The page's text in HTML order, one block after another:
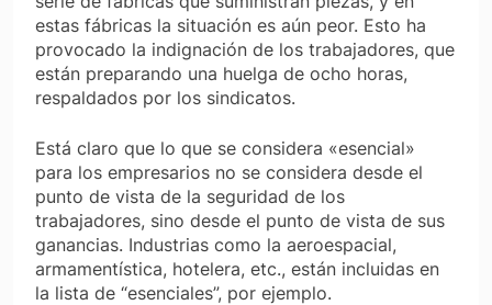
estas fábricas la situación es aún peor. Esto ha
provocado la indignación de los trabajadores, que
están preparando una huelga de ocho horas,
respaldados por los sindicatos.
Está claro que lo que se considera «esencial»
para los empresarios no se considera desde el
punto de vista de la seguridad de los
trabajadores, sino desde el punto de vista de sus
ganancias. Industrias como la aeroespacial,
armamentística, hotelera, etc., están incluidas en
la lista de “esenciales”, por ejemplo.